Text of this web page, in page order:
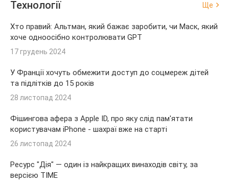
Технології Ще
Хто правий: Альтман, який бажає заробити, чи Маск, який
хоче одноосібно контролювати GPT
17 грудень 2024
У Франції хочуть обмежити доступ до соцмереж дітей
та підлітків до 15 років
28 листопад 2024
Фішингова афера з Apple ID, про яку слід пам'ятати
користувачам iPhone - шахраї вже на старті
26 листопад 2024
Ресурс "Дія" — один із найкращих винаходів світу, за
версією TIME